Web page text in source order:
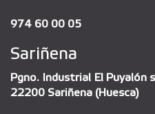
974 60 00 05
Sariñena
Pgno. Industrial El Puyalón
22200 Sariñena (Huesca)